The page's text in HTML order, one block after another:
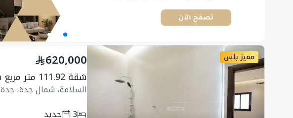
مميز بلس 620,000
شقة 111.92 متر مربع ب 3 غرف
السلامة، شمال جدة، جدة
3
جديد